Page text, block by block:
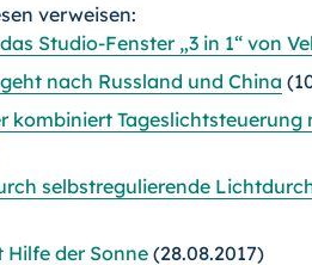
verweisen:
Studio-Fenster „3 in 1“ von
nach Russland und China
kombiniert Tageslicht­steu­erung
selbstregulierende
der Sonne(28.08.2017)